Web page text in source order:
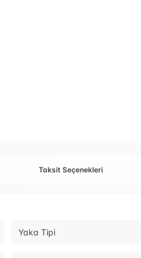
Taksit Seçenekleri
Yaka Tipi